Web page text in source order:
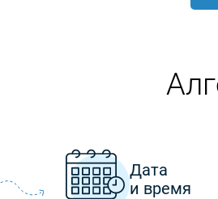
Дата
и время